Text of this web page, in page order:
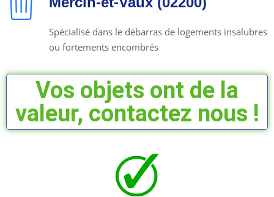
Spécialisé dans le débarras de logements insalubres
ou fortements encombrés
Vos objets ont de la
valeur, contactez nous !